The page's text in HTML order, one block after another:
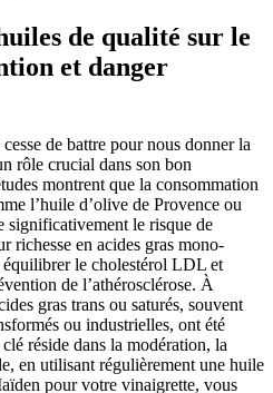
de qualité sur le
et danger
de battre pour nous donner la
rôle crucial dans son bon
montrent que la consommation
l’huile d’olive de Provence ou
significativement le risque de
richesse en acides gras mono-
équilibrer le cholestérol LDL et
de l’athérosclérose. À
gras trans ou saturés, souvent
ou industrielles, ont été
réside dans la modération, la
en utilisant régulièrement une huile
pour votre vinaigrette, vous